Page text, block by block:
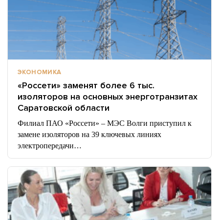
ЭКОНОМИКА
«Россети» заменят более 6 тыс.
изоляторов на основных энерготранзитах
Саратовской области
Филиал ПАО «Россети» – МЭС Волги приступил к
замене изоляторов на 39 ключевых линиях
электропередачи…